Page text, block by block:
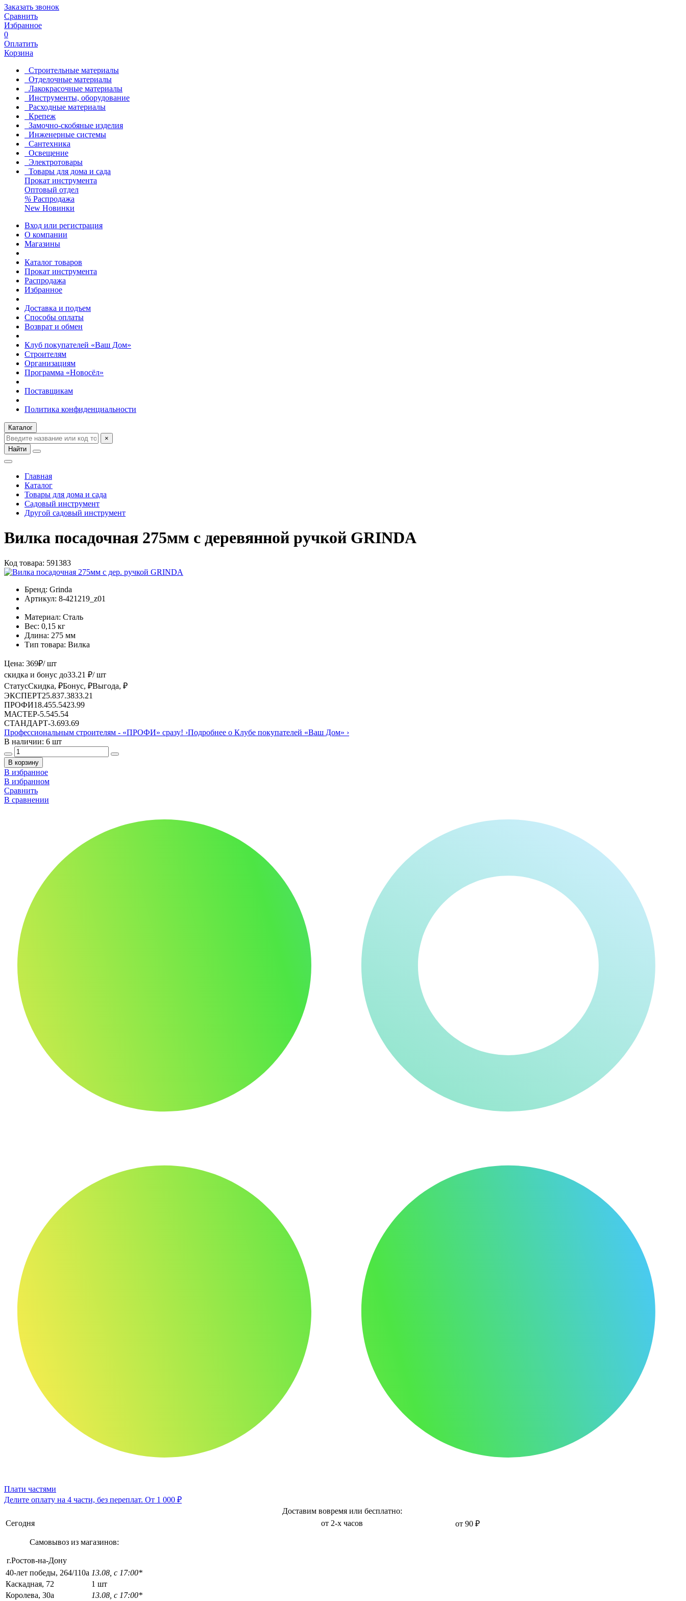
Заказать звонок
Сравнить
Избранное
0
Оплатить
Корзина
Строительные материалы
Отделочные материалы
Лакокрасочные материалы
Инструменты, оборудование
Расходные материалы
Крепеж
Замочно-скобяные изделия
Инженерные системы
Сантехника
Освещение
Электротовары
Товары для дома и сада
Прокат инструмента
Оптовый отдел
% Распродажа
New Новинки
Вход или регистрация
О компании
Магазины
Каталог товаров
Прокат инструмента
Распродажа
Избранное
Доставка и подъем
Способы оплаты
Возврат и обмен
Клуб покупателей «Ваш Дом»
Строителям
Организациям
Программа «Новосёл»
Поставщикам
Политика конфиденциальности
Каталог
×
Найти
Главная
Каталог
Товары для дома и сада
Садовый инструмент
Другой садовый инструмент
Вилка посадочная 275мм с деревянной ручкой GRINDA
Код товара: 591383
Бренд: Grinda
Артикул: 8-421219_z01
Материал: Сталь
Вес: 0,15 кг
Длина: 275 мм
Тип товара: Вилка
Цена: 369₽/ шт
скидка и бонус до33.21 ₽/ шт
СтатусСкидка, ₽Бонус, ₽Выгода, ₽
ЭКСПЕРТ25.837.3833.21
ПРОФИ18.455.5423.99
МАСТЕР-5.545.54
СТАНДАРТ-3.693.69
Профессиональным строителям - «ПРОФИ» сразу! ›Подробнее о Клубе покупателей «Ваш Дом» ›
В наличии: 6 шт
В корзину
В избранное
В избранном
Сравнить
В сравнении
Плати частями
Делите оплату на 4 части, без переплат. От 1 000 ₽
Доставим вовремя или бесплатно:
Сегодня
от 2-х часов от 90 ₽
Самовывоз из магазинов:
г.Ростов-на-Дону
40-лет победы, 264/110а 13.08, с 17:00*
Каскадная, 72
1 шт
Королева, 30а
13.08, с 17:00*